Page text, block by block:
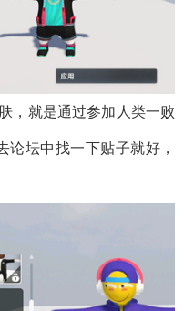
，就是通过参加人类一败
论坛中找一下贴子就好，